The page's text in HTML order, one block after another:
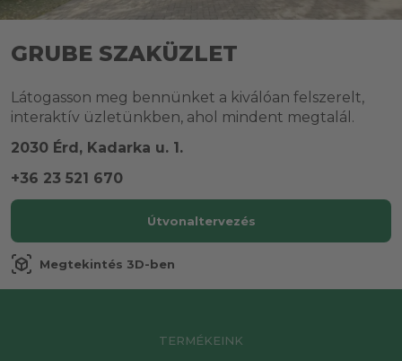
GRUBE SZAKÜZLET
Látogasson meg bennünket a kiválóan felszerelt,
interaktív üzletünkben, ahol mindent megtalál.
2030 Érd, Kadarka u. 1.
+36 23 521 670
Útvonaltervezés
view_in_ar Megtekintés 3D-ben
TERMÉKEINK